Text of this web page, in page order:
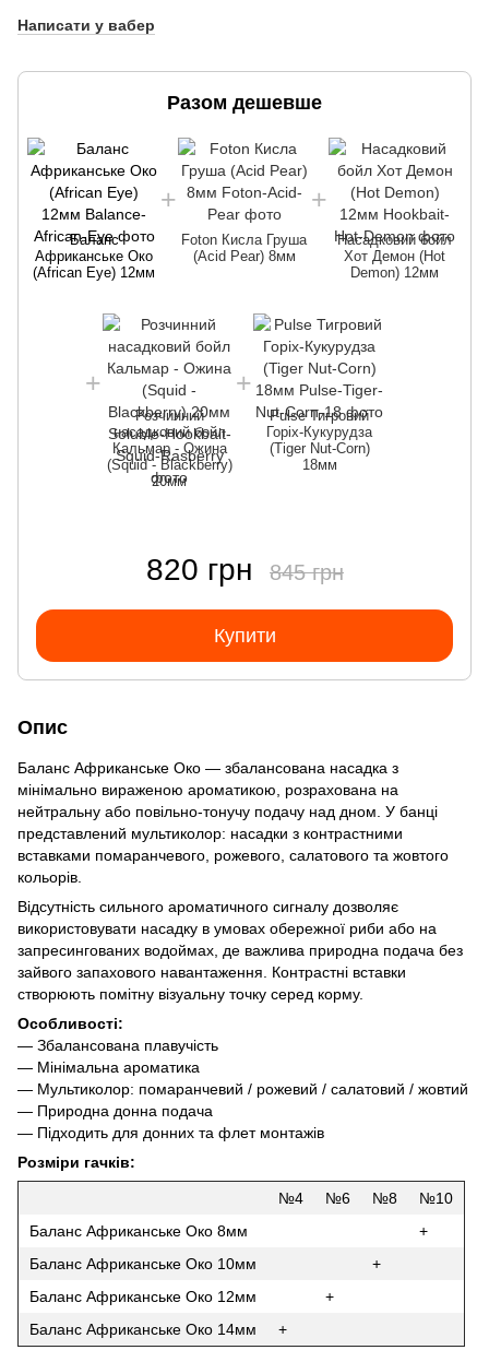
Написати у вабер
Разом дешевше
Баланс
Африканське Око
(African Eye) 12мм
Foton Кисла Груша
(Acid Pear) 8мм
Насадковий бойл
Хот Демон (Hot
Demon) 12мм
Розчинний
насадковий бойл
Кальмар - Ожина
(Squid - Blackberry)
20мм
Pulse Тигровий
Горіх-Кукурудза
(Tiger Nut-Corn)
18мм
820 грн 845 грн
Купити
Опис
Баланс Африканське Око — збалансована насадка з
мінімально вираженою ароматикою, розрахована на
нейтральну або повільно-тонучу подачу над дном. У банці
представлений мультиколор: насадки з контрастними
вставками помаранчевого, рожевого, салатового та жовтого
кольорів.
Відсутність сильного ароматичного сигналу дозволяє
використовувати насадку в умовах обережної риби або на
запресингованих водоймах, де важлива природна подача без
зайвого запахового навантаження. Контрастні вставки
створюють помітну візуальну точку серед корму.
Особливості:
— Збалансована плавучість
— Мінімальна ароматика
— Мультиколор: помаранчевий / рожевий / салатовий / жовтий
— Природна донна подача
— Підходить для донних та флет монтажів
Розміри гачків:
№4 №6 №8
№10
Баланс Африканське Око 8мм
+
Баланс Африканське Око 10мм
+
Баланс Африканське Око 12мм
+
Баланс Африканське Око 14мм
+